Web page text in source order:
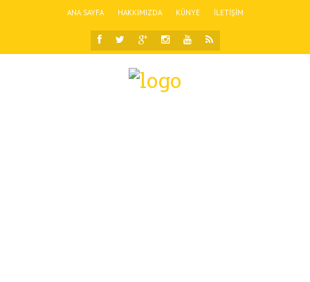
ANA SAYFA HAKKIMIZDA KÜNYE İLETIŞIM